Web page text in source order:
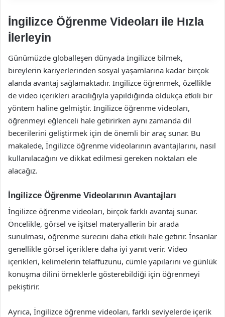
İngilizce Öğrenme Videoları ile Hızla
İlerleyin
Günümüzde globalleşen dünyada İngilizce bilmek,
bireylerin kariyerlerinden sosyal yaşamlarına kadar birçok
alanda avantaj sağlamaktadır. İngilizce öğrenmek, özellikle
de video içerikleri aracılığıyla yapıldığında oldukça etkili bir
yöntem haline gelmiştir. İngilizce öğrenme videoları,
öğrenmeyi eğlenceli hale getirirken aynı zamanda dil
becerilerini geliştirmek için de önemli bir araç sunar. Bu
makalede, İngilizce öğrenme videolarının avantajlarını, nasıl
kullanılacağını ve dikkat edilmesi gereken noktaları ele
alacağız.
İngilizce Öğrenme Videolarının Avantajları
İngilizce öğrenme videoları, birçok farklı avantaj sunar.
Öncelikle, görsel ve işitsel materyallerin bir arada
sunulması, öğrenme sürecini daha etkili hale getirir. İnsanlar
genellikle görsel içeriklere daha iyi yanıt verir. Video
içerikleri, kelimelerin telaffuzunu, cümle yapılarını ve günlük
konuşma dilini örneklerle gösterebildiği için öğrenmeyi
pekiştirir.
Ayrıca, İngilizce öğrenme videoları, farklı seviyelerde içerik